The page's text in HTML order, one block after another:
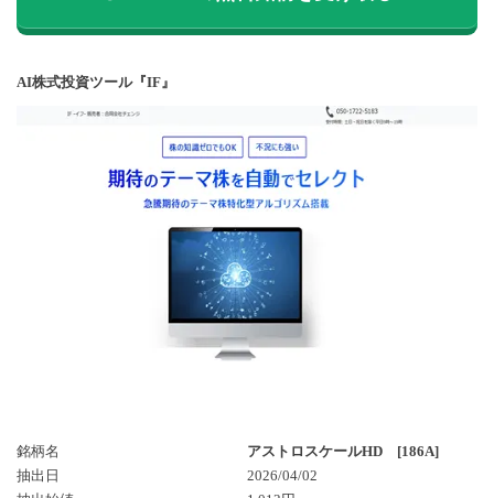
AI株式投資ツール『IF』
銘柄名
アストロスケールHD [186A]
抽出日
2026/04/02